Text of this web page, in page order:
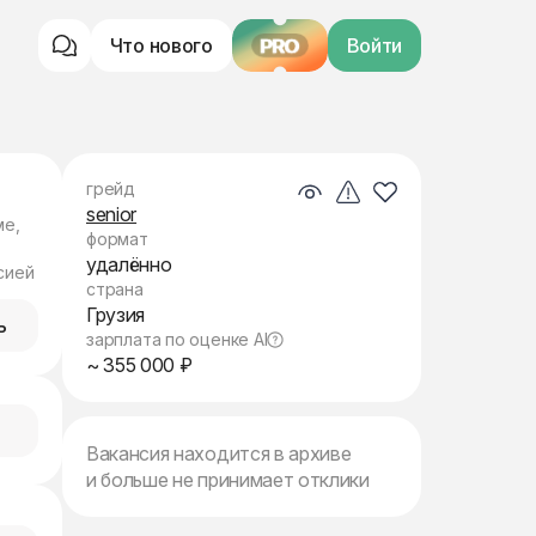
Что нового PRO Войти
грейд
senior
формат
удалённо
страна
Грузия
зарплата по оценке AI
~ 355 000 ₽
Вакансия находится в архиве
и больше не принимает отклики